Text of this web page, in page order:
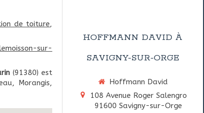
de toiture,
sur-
(91380) est
Morangis,
HOFFMANN DAVID À
SAVIGNY-SUR-ORGE
Hoffmann David
108 Avenue Roger Salengro
91600 Savigny-sur-Orge